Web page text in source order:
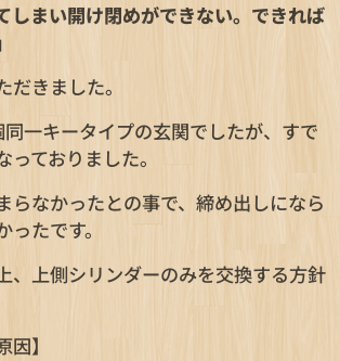
しまい開け閉めができない。できれば
だきました。
一キータイプの玄関でしたが、すで
ておりました。
らなかったとの事で、締め出しになら
たです。
、上側シリンダーのみを交換する方針
因】